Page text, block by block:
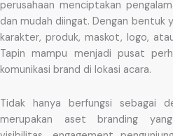
perusahaan menciptakan
dan mudah diingat. Dengan bentuk
karakter, produk, maskot, logo,
Tapin mampu menjadi pusat
komunikasi brand di lokasi acara.
Tidak hanya berfungsi sebagai
merupakan aset branding